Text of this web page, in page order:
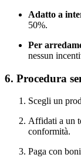
Adatto a
50%.
Per
nessun
6. Procedura
Scegli un
Affidati a un
conformità.
Paga con